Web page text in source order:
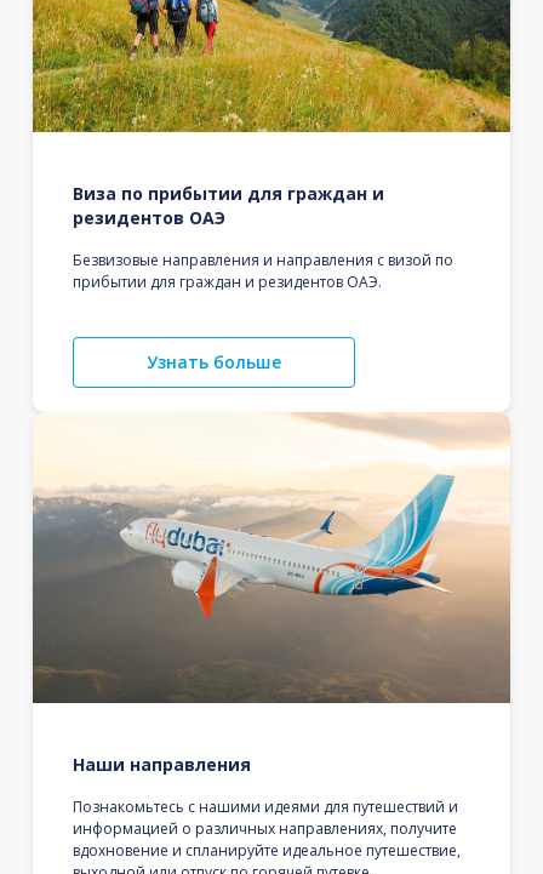
Виза по прибытии для граждан и
резидентов ОАЭ
Безвизовые направления и направления с визой по
прибытии для граждан и резидентов ОАЭ.
Узнать больше
Наши направления
Познакомьтесь с нашими идеями для путешествий и
информацией о различных направлениях, получите
вдохновение и спланируйте идеальное путешествие,